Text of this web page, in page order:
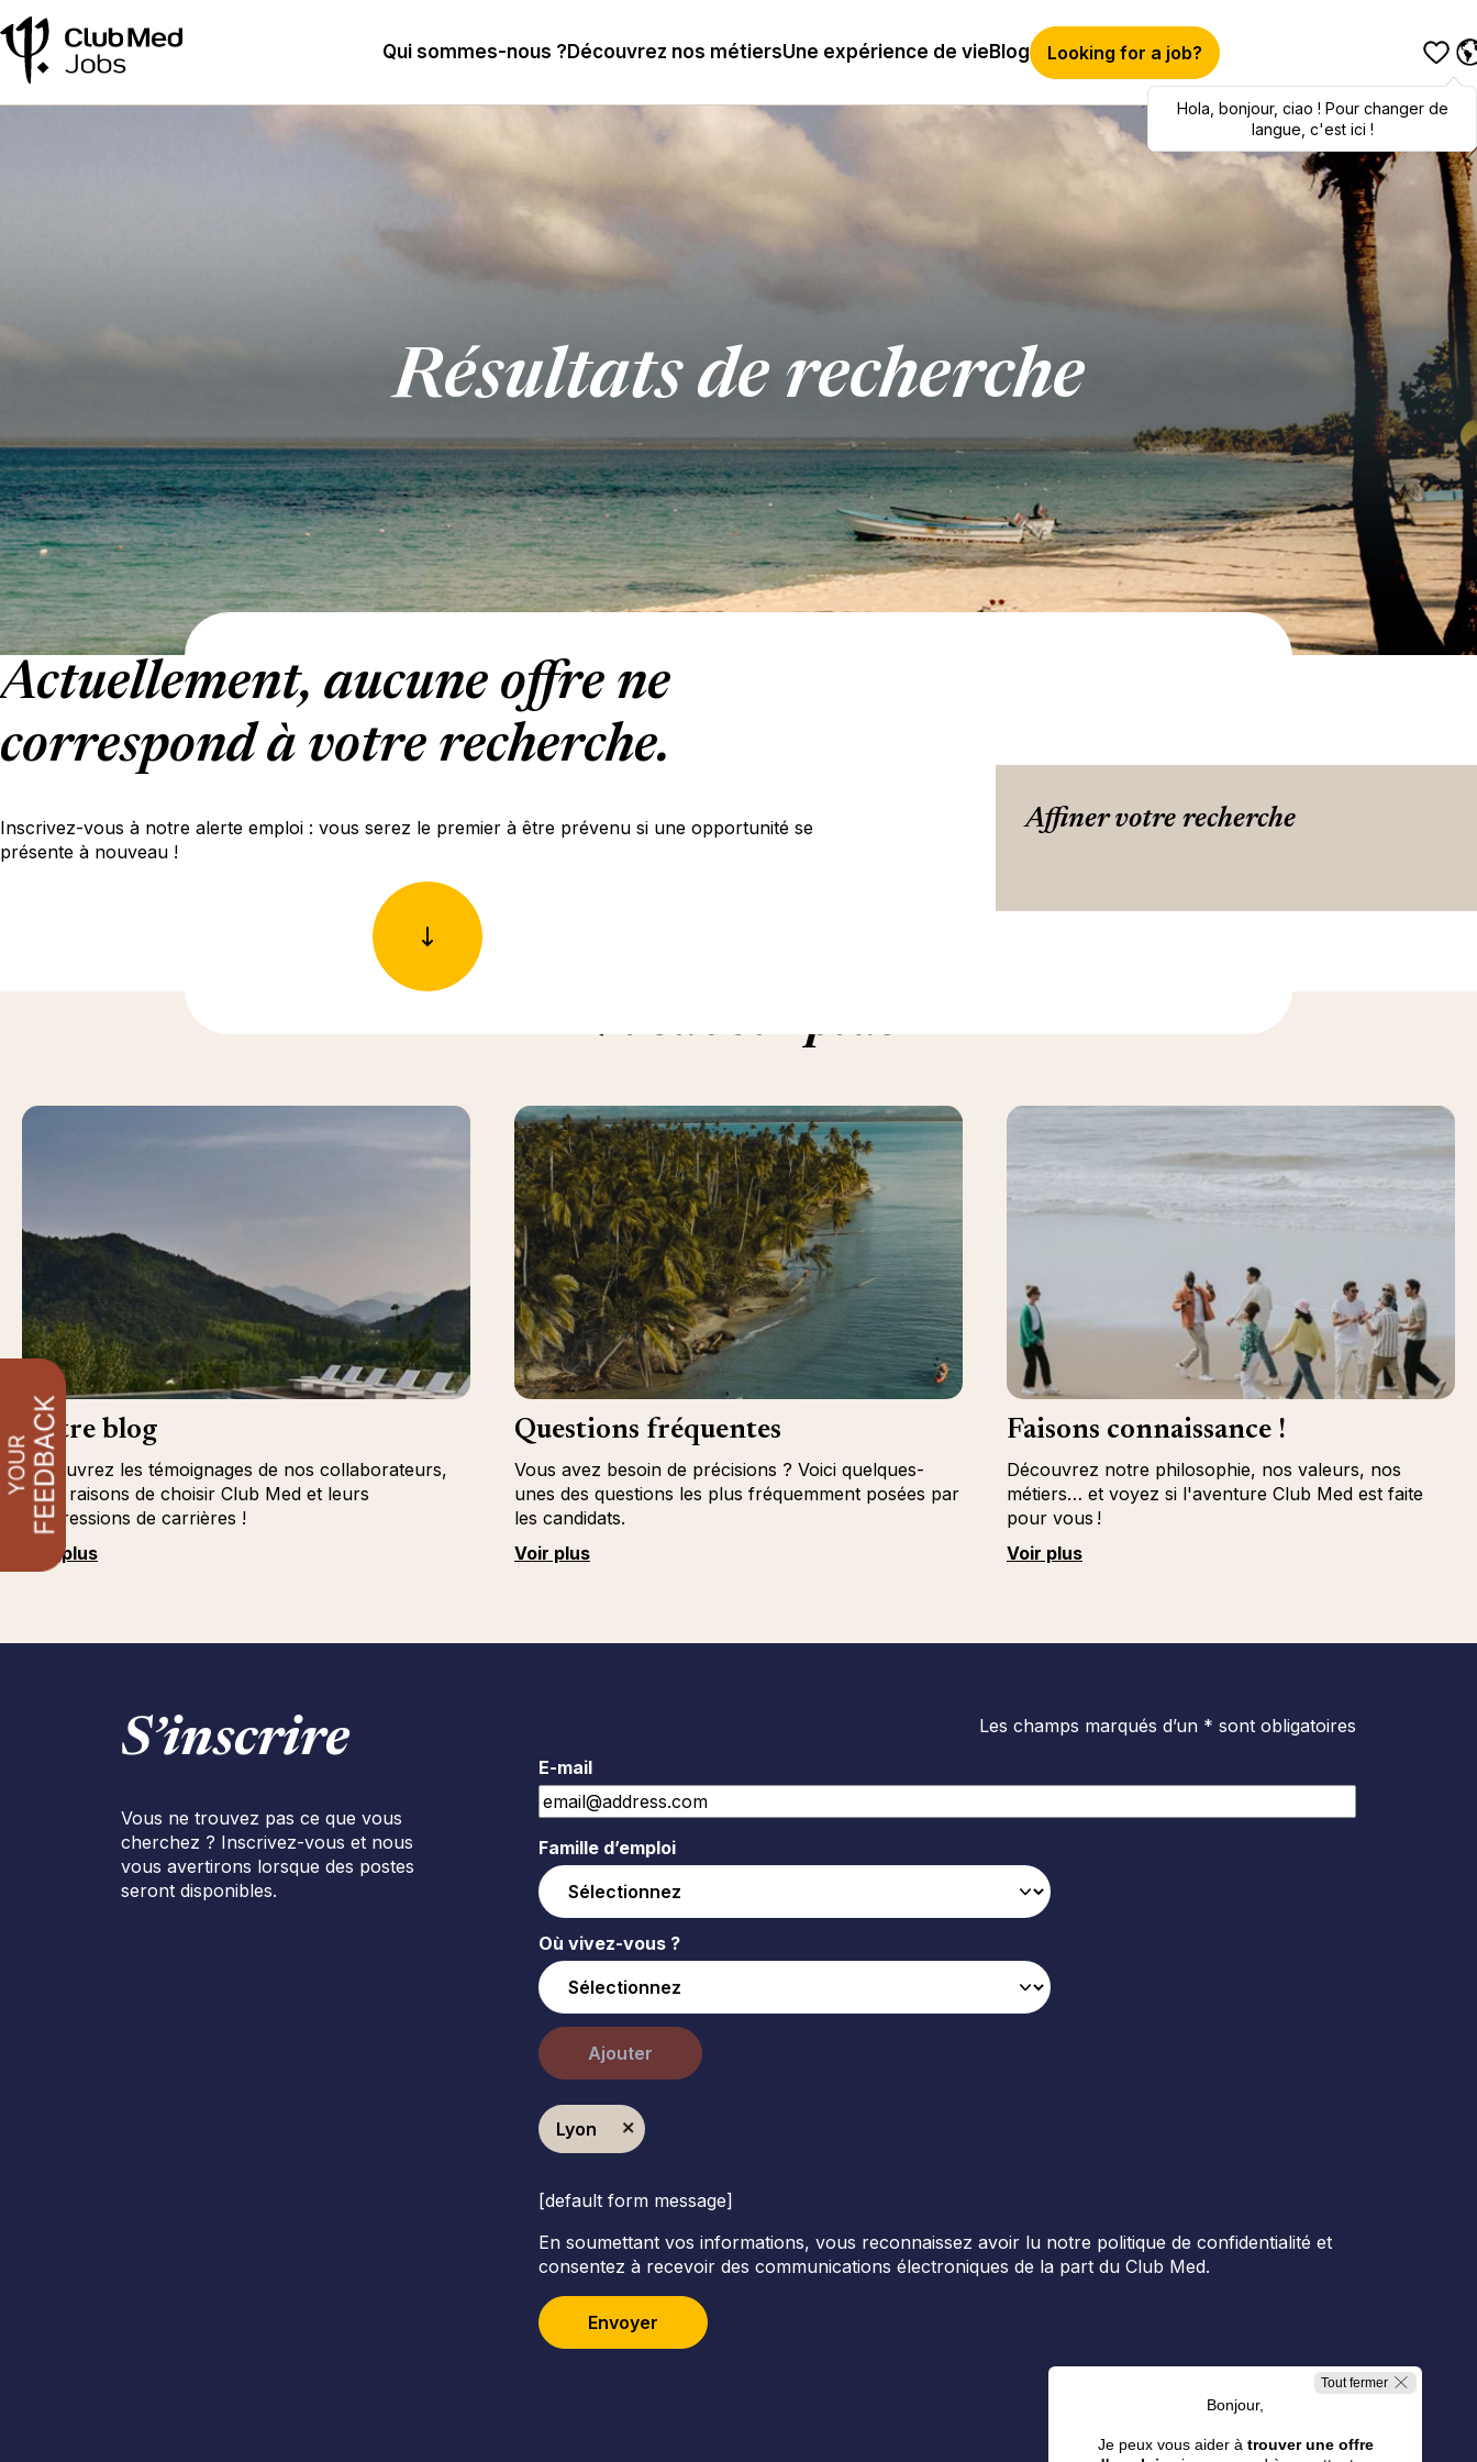
Qui sommes-nous ? Découvrez nos métiersUne expérience de vie Blog Looking for a job?
Hola,bonjour,ciao! To switch
languages, click here!
Hola bonjour, ciao ! Pour changer de
langue, c'est ici !
Résultats de recherche
Actuellement, aucune offre ne
correspond à votre recherche.
Inscrivez-vous à notre alerte emploi : vous serez le premier à être prévenu si une opportunité se
présente à nouveau !
Affiner votre recherche
En savoir plus
Notre blog
Découvrez les témoignages de nos collaborateurs,
leurs raisons de choisir Club Med et leurs
progressions de carrières !
Voir plus
Questions fréquentes
Vous avez besoin de précisions ? Voici quelques-
unes des questions les plus fréquemment posées par
les candidats.
Voir plus
Faisons connaissance !
Découvrez notre philosophie, nos valeurs, nos
métiers… et voyez si l'aventure Club Med est faite
pour vous !
Voir plus
S’inscrire
Vous ne trouvez pas ce que vous
cherchez ? Inscrivez-vous et nous
vous avertirons lorsque des postes
seront disponibles.
Les champs marqués d’un * sont obligatoires
E-mail
Famille d’emploi
Où vivez-vous ?
Ajouter
Lyon
[default form message]
En soumettant vos informations, vous reconnaissez avoir lu notre politique de confidentialité et
consentez à recevoir des communications électroniques de la part du Club Med.
Envoyer
Tout fermer
Bonjour,
Je peux vous aider à trouver une offre